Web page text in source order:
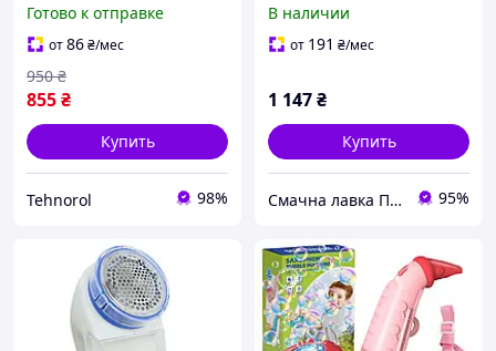
Готово к отправке
от86₴/мес
855₴
950 ₴
Купить
Tehnorol 98%
світло, в кор.
27*16,7*21см (24шт)
В наличии
от 191 ₴/мес
1 147₴
Купить
Смачна лавка Продукти харчування та товари для дітей. 95%